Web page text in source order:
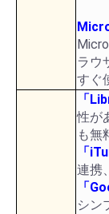
ラウ
すぐ
「
性が
も無
「
連携
「
シン